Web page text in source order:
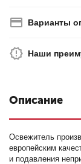
Варианты
Наши
Описание
Освежитель
европейским
и подавления